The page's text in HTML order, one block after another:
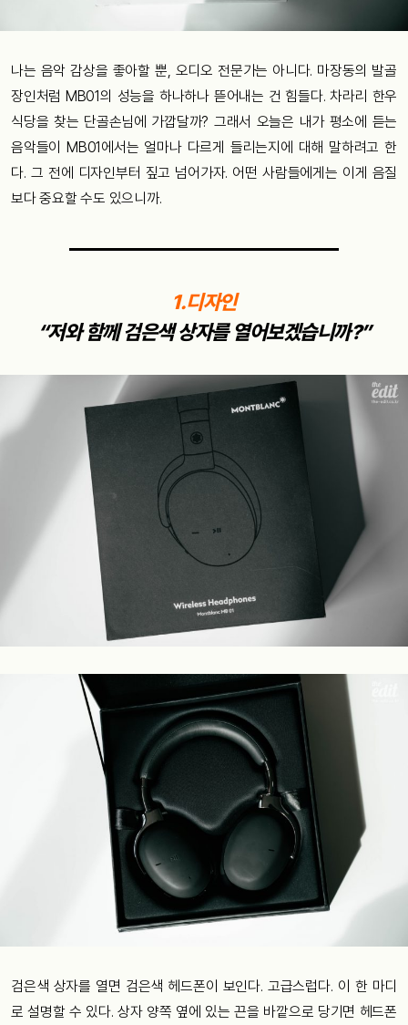
나는 음악 감상을 좋아할 뿐, 오디오 전문가는 아니다. 마장동의 발골
장인처럼 MB01의 성능을 하나하나 뜯어내는 건 힘들다. 차라리 한우
식당을 찾는 단골손님에 가깝달까? 그래서 오늘은 내가 평소에 듣는
음악들이 MB01에서는 얼마나 다르게 들리는지에 대해 말하려고 한
다. 그 전에 디자인부터 짚고 넘어가자. 어떤 사람들에게는 이게 음질
보다 중요할 수도 있으니까.
1.디자인
“저와 함께 검은색 상자를 열어보겠습니까?”
검은색 상자를 열면 검은색 헤드폰이 보인다. 고급스럽다. 이 한 마디
로 설명할 수 있다. 상자 양쪽 옆에 있는 끈을 바깥으로 당기면 헤드폰